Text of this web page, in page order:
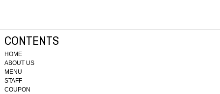
CONTENTS
HOME
ABOUT US
MENU
STAFF
COUPON